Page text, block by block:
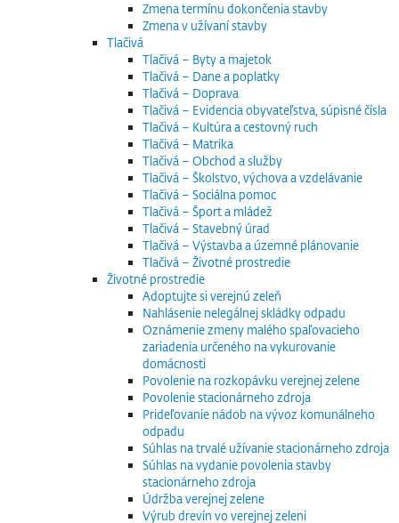
Zmena termínu dokončenia stavby
Zmena v užívaní stavby
Tlačivá
Tlačivá – Byty a majetok
Tlačivá – Dane a poplatky
Tlačivá – Doprava
Tlačivá – Evidencia obyvateľstva, súpisné čísla
Tlačivá – Kultúra a cestovný ruch
Tlačivá – Matrika
Tlačivá – Obchod a služby
Tlačivá – Školstvo, výchova a vzdelávanie
Tlačivá – Sociálna pomoc
Tlačivá – Šport a mládež
Tlačivá – Stavebný úrad
Tlačivá – Výstavba a územné plánovanie
Tlačivá – Životné prostredie
Životné prostredie
Adoptujte si verejnú zeleň
Nahlásenie nelegálnej skládky odpadu
Oznámenie zmeny malého spaľovacieho
zariadenia určeného na vykurovanie
domácnosti
Povolenie na rozkopávku verejnej zelene
Povolenie stacionárneho zdroja
Prideľovanie nádob na vývoz komunálneho
odpadu
Súhlas na trvalé užívanie stacionárneho zdroja
Súhlas na vydanie povolenia stavby
stacionárneho zdroja
Údržba verejnej zelene
Výrub drevín vo verejnej zeleni